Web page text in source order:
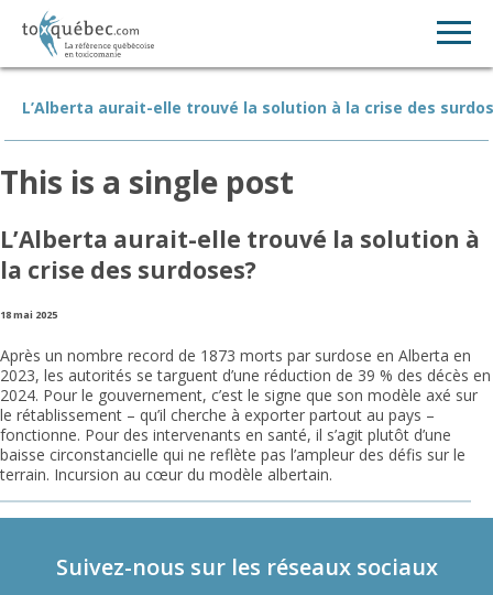
L’Alberta aurait-elle trouvé la solution à la crise des
This is a single post
L’Alberta aurait-elle trouvé la solution à
la crise des surdoses?
18 mai 2025
Après un nombre record de 1873 morts par surdose en Alberta en
2023, les autorités se targuent d’une réduction de 39 % des décès en
2024. Pour le gouvernement, c’est le signe que son modèle axé sur
le rétablissement – qu’il cherche à exporter partout au pays –
fonctionne. Pour des intervenants en santé, il s’agit plutôt d’une
baisse circonstancielle qui ne reflète pas l’ampleur des défis sur le
terrain. Incursion au cœur du modèle albertain.
Suivez-nous sur les réseaux sociaux